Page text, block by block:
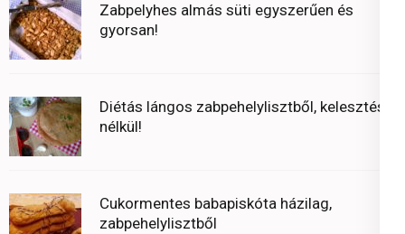
Zabpelyhes almás süti egyszerűen és
gyorsan!
Diétás lángos zabpehelylisztből, kelesztés
nélkül!
Cukormentes babapiskóta házilag,
zabpehelylisztből